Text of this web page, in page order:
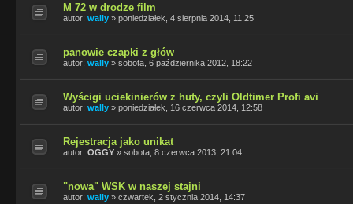
M 72 w drodze film
autor: wally » poniedziałek, 4 sierpnia 2014, 11:25
panowie czapki z głów
autor: wally » sobota, 6 października 2012, 18:22
Wyścigi uciekinierów z huty, czyli Oldtimer Profi avi
autor: wally » poniedziałek, 16 czerwca 2014, 12:58
Rejestracja jako unikat
autor: OGGY » sobota, 8 czerwca 2013, 21:04
"nowa" WSK w naszej stajni
autor: wally » czwartek, 2 stycznia 2014, 14:37